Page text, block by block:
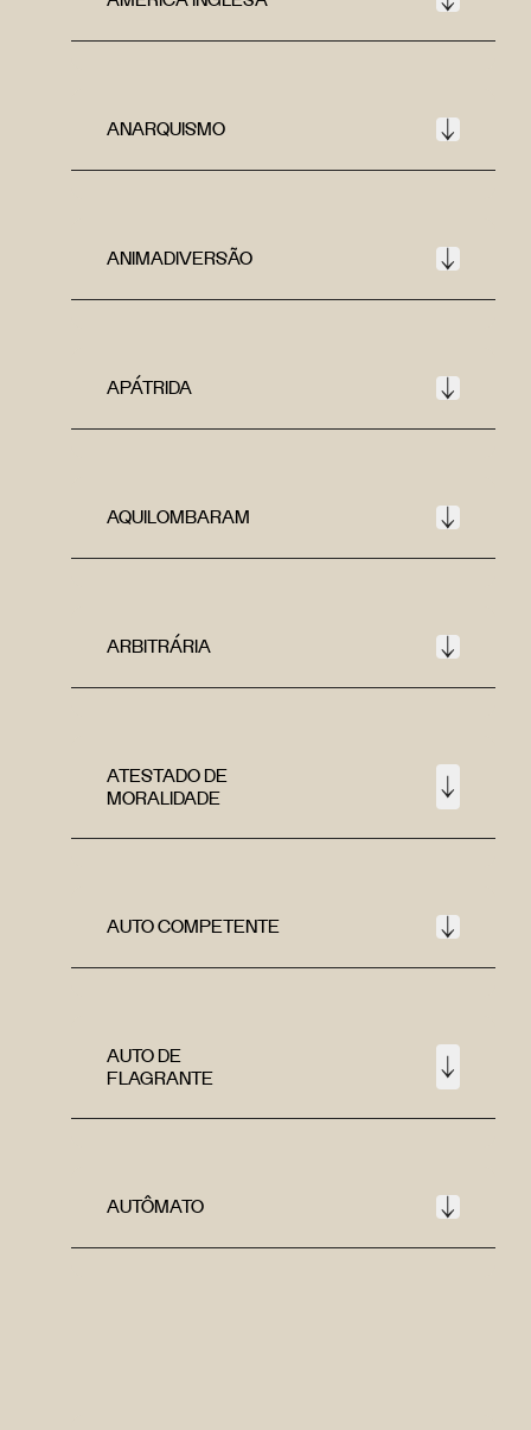
ANARQUISMO
ANIMADIVERSÃO
APÁTRIDA
AQUILOMBARAM
ARBITRÁRIA
ATESTADO DE
MORALIDADE
AUTO COMPETENTE
AUTO DE
FLAGRANTE
AUTÔMATO